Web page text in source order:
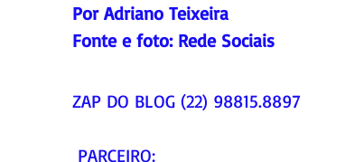
Por Adriano Teixeira
Fonte e foto: Rede Sociais
ZAP DO BLOG (22) 98815.8897
PARCEIRO: